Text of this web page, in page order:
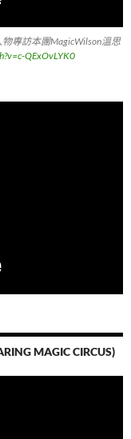
專訪本團MagicWilson溫思
QExOvLYK0
MAGIC CIRCUS)